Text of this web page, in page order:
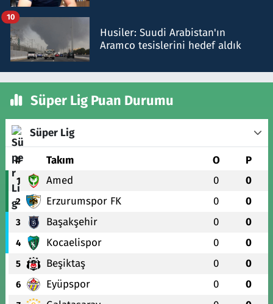
Husiler: Suudi Arabistan'ın
Aramco tesislerini hedef aldık
10
Süper Lig Puan Durumu
Süper Lig
# Takım O P
1 Amed 0 0
2 Erzurumspor FK 0 0
3 Başakşehir 0 0
4 Kocaelispor 0 0
5 Beşiktaş 0 0
6 Eyüpspor 0 0